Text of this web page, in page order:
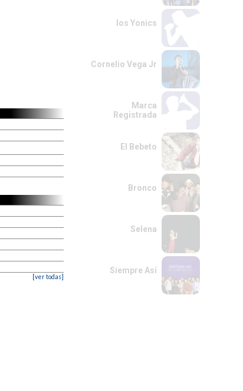
[ver todas]
los Yonics
Cornelio Vega Jr
Marca
Registrada
El Bebeto
Bronco
Selena
Siempre Así